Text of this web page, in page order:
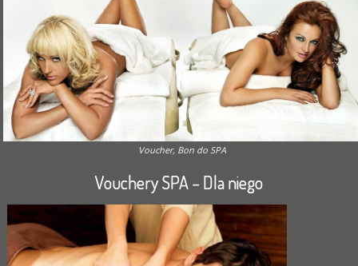
Voucher, Bon do SPA
Vouchery SPA – Dla niego